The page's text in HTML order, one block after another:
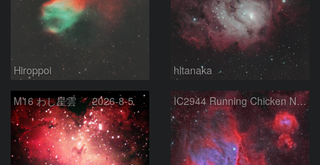
Hiroppoi hltanaka
M16 わし星雲 2026-8-5 IC2944 Running Chicken Nebula